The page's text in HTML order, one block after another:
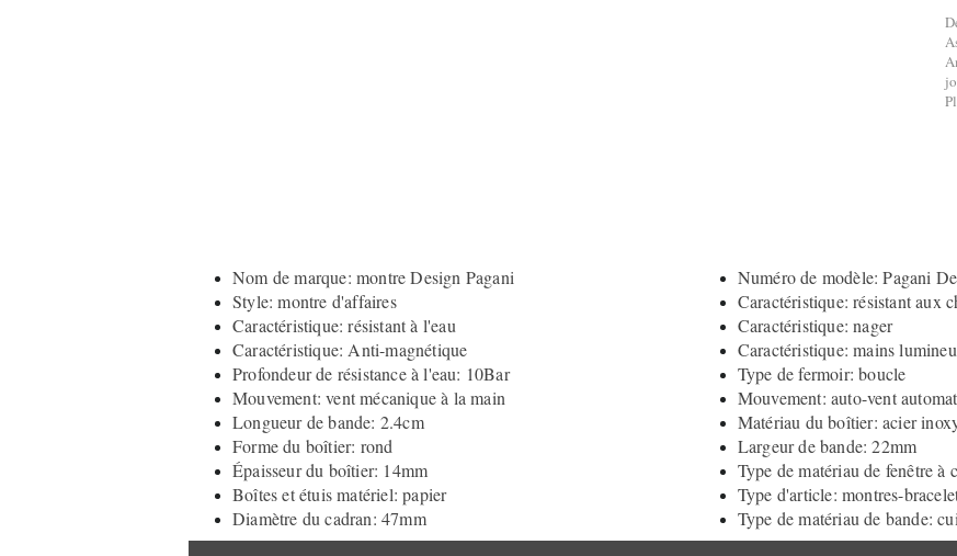
Nom de marque: montre Design Pagani
Numéro de modèle: Pagani
Style: montre d'affaires
Caractéristique: résistant aux
Caractéristique: résistant à l'eau
Caractéristique: nager
Caractéristique: Anti-magnétique
Caractéristique: mains
Profondeur de résistance à l'eau: 10Bar
Type de fermoir: boucle
Mouvement: vent mécanique à la main
Mouvement: auto-vent
Longueur de bande: 2.4cm
Matériau du boîtier: acier
Forme du boîtier: rond
Largeur de bande: 22mm
Épaisseur du boîtier: 14mm
Type de matériau de fenêtre à
Boîtes et étuis matériel: papier
Type d'article: montres-
Diamètre du cadran: 47mm
Type de matériau de bande: